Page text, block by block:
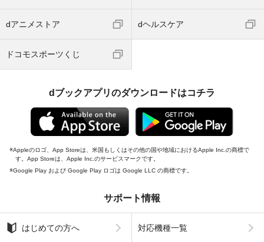
dアニメストア dヘルスケア
ドコモスポーツくじ
dブックアプリのダウンロードはコチラ
Appleのロゴ、App Storeは、米国もしくはその他の国や地域におけるApple Inc.の商標で
す。App Storeは、Apple Inc.のサービスマークです。
Google Play および Google Play ロゴは Google LLC の商標です。
サポート情報
はじめての方へ 対応機種一覧